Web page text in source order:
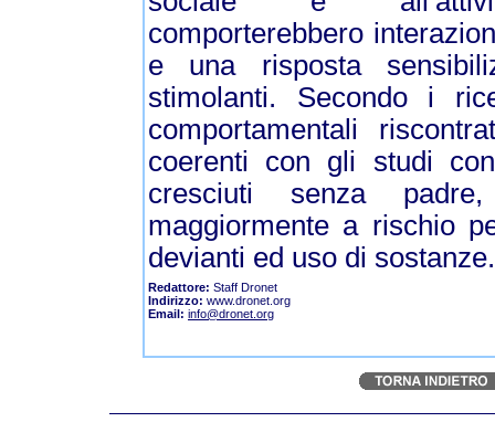
comporterebbero
e una risposta
stimolanti. Secondo i
comportamentali
coerenti con gli studi
cresciuti senza
maggiormente a rischio
devianti ed uso di sostanze.
Redattore: Staff Dronet
Indirizzo: www.dronet.org
Email: info@dronet.org